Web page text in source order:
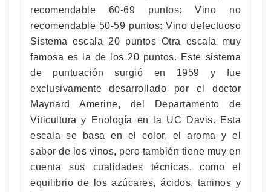
recomendable 60-69 puntos: Vino no
recomendable 50-59 puntos: Vino defectuoso
Sistema escala 20 puntos Otra escala muy
famosa es la de los 20 puntos. Este sistema
de puntuación surgió en 1959 y fue
exclusivamente desarrollado por el doctor
Maynard Amerine, del Departamento de
Viticultura y Enología en la UC Davis. Esta
escala se basa en el color, el aroma y el
sabor de los vinos, pero también tiene muy en
cuenta sus cualidades técnicas, como el
equilibrio de los azúcares, ácidos, taninos y